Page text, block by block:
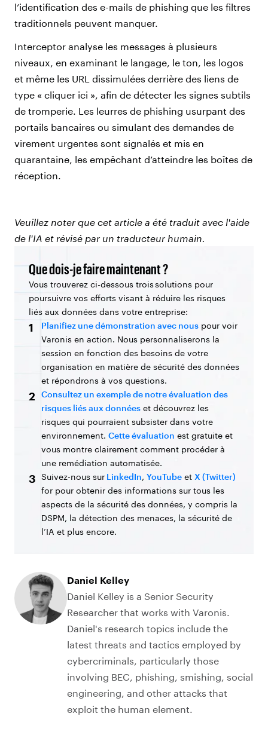
l’identification des e-mails de phishing que les filtres
traditionnels peuvent manquer.
Interceptor analyse les messages à plusieurs
niveaux, en examinant le langage, le ton, les logos
et même les URL dissimulées derrière des liens de
type « cliquer ici », afin de détecter les signes subtils
de tromperie. Les leurres de phishing usurpant des
portails bancaires ou simulant des demandes de
virement urgentes sont signalés et mis en
quarantaine, les empêchant d’atteindre les boîtes de
réception.
Veuillez noter que cet article a été traduit avec l'aide
de l'IA et révisé par un traducteur humain.
Que dois-je faire maintenant ?
Vous trouverez ci-dessous trois solutions pour
poursuivre vos efforts visant à réduire les risques
liés aux données dans votre entreprise:
1 Planifiez une démonstration avec nous pour voir
Varonis en action. Nous personnaliserons la
session en fonction des besoins de votre
organisation en matière de sécurité des données
et répondrons à vos questions.
2
Consultez un exemple de notre évaluation des
risques liés aux données et découvrez les
risques qui pourraient subsister dans votre
environnement. Cette évaluation est gratuite et
vous montre clairement comment procéder à
une remédiation automatisée.
3 Suivez-nous sur LinkedIn, YouTube et X (Twitter)
for pour obtenir des informations sur tous les
aspects de la sécurité des données, y compris la
DSPM, la détection des menaces, la sécurité de
l’IA et plus encore.
Daniel Kelley
Daniel Kelley is a Senior Security
Researcher that works with Varonis.
Daniel's research topics include the
latest threats and tactics employed by
cybercriminals, particularly those
involving BEC, phishing, smishing, social
engineering, and other attacks that
exploit the human element.